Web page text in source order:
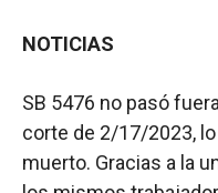
NOTICIAS
SB 5476 no pasó
corte de 2/17/2023,
muerto. Gracias a la